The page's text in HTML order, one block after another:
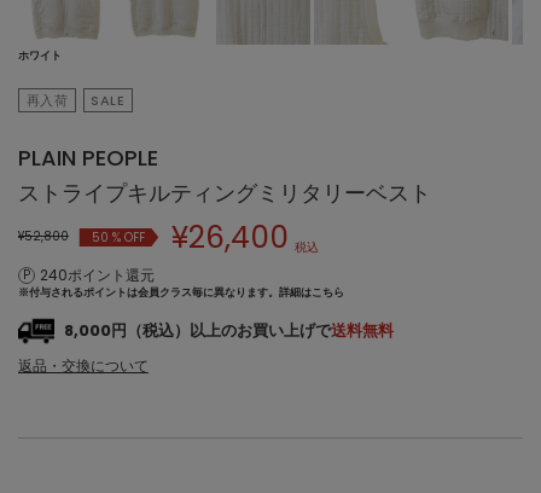
ホワイト
再入荷 SALE
PLAIN PEOPLE
ストライプキルティングミリタリーベスト
¥52,800 50% OFF ¥26,400 税込
240ポイント還元
※付与されるポイントは会員クラス毎に異なります。 詳細はこちら
8,000円（税込）以上のお買い上げで送料無料
返品・交換について